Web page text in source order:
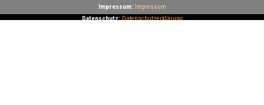
Impressum: Impressum
Datenschutz:Datenschutzerklärung